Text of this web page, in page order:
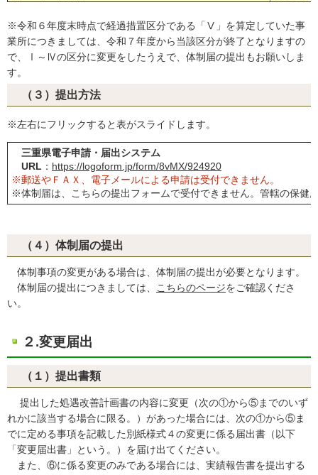
※令和６年度末時点で経過措置区分である「Ⅴ」を算定していた事
業所につきましては、令和７年度から当該区分が終了となりますの
で、Ⅰ～Ⅳの区分に変更をしたうえで、体制届の提出もお願いしま
す。
（３） 提出方法
※左右にフリックすると表がスライドします。
三重県電子申請・届出システム
URL ： https://logoform.jp/form/8vMX/924920
※郵送やＦＡＸ、電子メールによる申請は受付できません。
※体制届は、こちらの提出フォームで受付できません。管轄の保健
（４）体制届の提出
体制事項の変更がある場合は、体制届の提出が必要となります。
体制届の提出につきましては、
こちらのページをご確認くださ
い。
２.変更届出
（１）提出書類
提出した処遇改善計画書の内容に変更（次の①から⑤までのいず
れかに該当する場合に限る。）があった場合には、次の①から⑤ま
でに定める事項を記載した別紙様式４の変更に係る届出書（以下
「変更届出書」という。）を届け出てください。
また、⑥に係る変更のみである場合には、実績報告書を提出する